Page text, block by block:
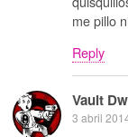
me pillo
Reply
Vault
3 abril